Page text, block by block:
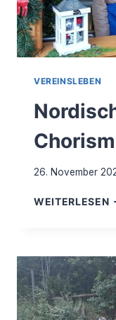
VEREINSLEBEN
26. November
WEITERLESEN